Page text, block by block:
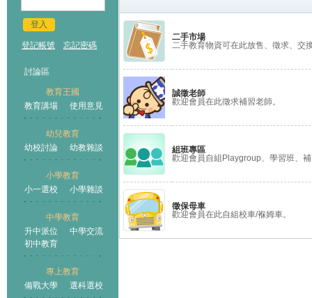
登入
登記帳號 忘記密碼
討論區
教育王國
教育講場
使用意見
幼兒教育
幼校討論
幼教雜談
小學教育
小一選校
小學雜談
中學教育
升中派位
中學交流
初中教育
專上教育
備戰大學
選科選校
二手市場
二手教育物資可在此放售、徵求、交
誠徵老師
歡迎會員在此徵求補習老師。
組班專區
歡迎會員自組Playgroup、學習班、
徵保母車
歡迎會員在此自組校車/褓姆車。